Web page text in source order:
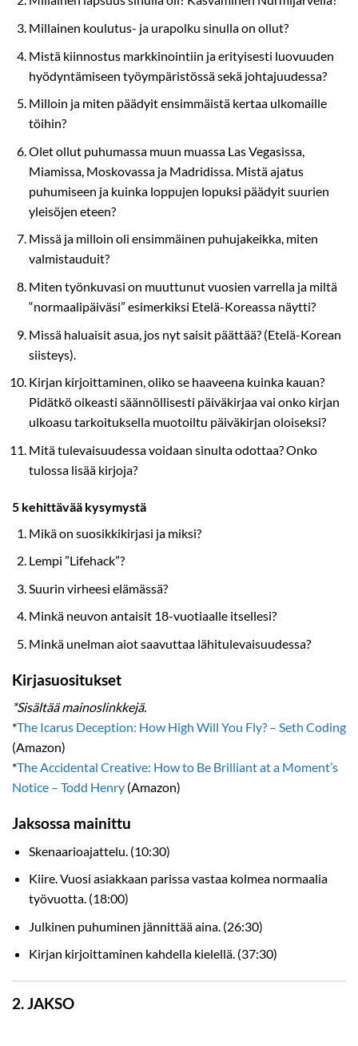
Millainen koulutus- ja urapolku sinulla on ollut?
Mistä kiinnostus markkinointiin ja erityisesti luovuuden
hyödyntämiseen työympäristössä sekä johtajuudessa?
Milloin ja miten päädyit ensimmäistä kertaa ulkomaille
töihin?
Olet ollut puhumassa muun muassa Las Vegasissa,
Miamissa, Moskovassa ja Madridissa. Mistä ajatus
puhumiseen ja kuinka loppujen lopuksi päädyit suurien
yleisöjen eteen?
Missä ja milloin oli ensimmäinen puhujakeikka, miten
valmistauduit?
Miten työnkuvasi on muuttunut vuosien varrella ja miltä
“normaalipäiväsi” esimerkiksi Etelä-Koreassa näytti?
Missä haluaisit asua, jos nyt saisit päättää? (Etelä-Korean
siisteys).
Kirjan kirjoittaminen, oliko se haaveena kuinka kauan?
Pidätkö oikeasti säännöllisesti päiväkirjaa vai onko kirjan
ulkoasu tarkoituksella muotoiltu päiväkirjan oloiseksi?
Mitä tulevaisuudessa voidaan sinulta odottaa? Onko
tulossa lisää kirjoja?
5 kehittävää kysymystä
Mikä on suosikkikirjasi ja miksi?
Lempi ”Lifehack”?
Suurin virheesi elämässä?
Minkä neuvon antaisit 18-vuotiaalle itsellesi?
Minkä unelman aiot saavuttaa lähitulevaisuudessa?
Kirjasuositukset
*Sisältää mainoslinkkejä.
*The Icarus Deception: How High Will You Fly? – Seth Coding
(Amazon)
*The Accidental Creative: How to Be Brilliant at a Moment’s
Notice – Todd Henry (Amazon)
Jaksossa mainittu
Skenaarioajattelu. (10:30)
Kiire. Vuosi asiakkaan parissa vastaa kolmea normaalia
työvuotta. (18:00)
Julkinen puhuminen jännittää aina. (26:30)
Kirjan kirjoittaminen kahdella kielellä. (37:30)
2. JAKSO